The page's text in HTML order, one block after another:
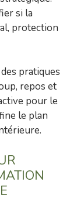
si la
protection
pratiques
repos et
pour le
le plan